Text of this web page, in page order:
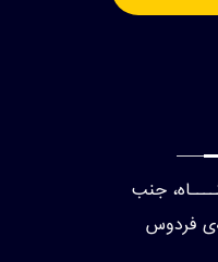
جنب
فردوس